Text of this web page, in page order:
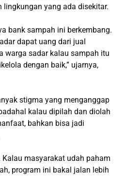
lingkungan yang ada disekitar.
bank sampah ini berkembang.
dapat uang dari jual
warga sadar kalau sampah itu
dengan baik,” ujarnya,
stigma yang menganggap
kalau dipilah dan diolah
bahkan bisa jadi
Kalau masyarakat udah paham
program ini bakal jalan lebih